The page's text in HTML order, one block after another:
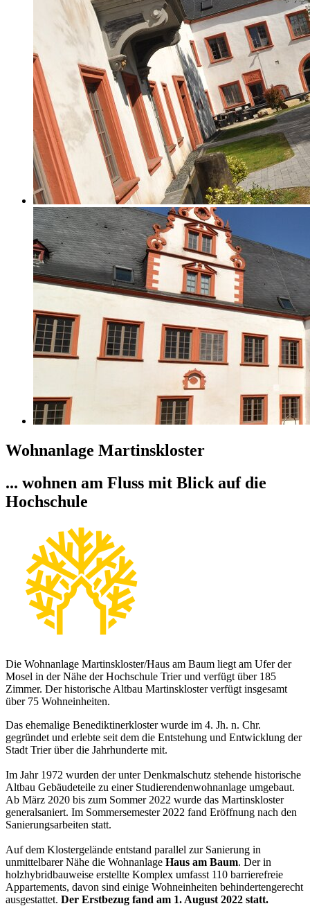
Wohnanlage Martinskloster
... wohnen am Fluss mit Blick auf die
Hochschule
Die Wohnanlage Martinskloster/Haus am Baum liegt am Ufer der
Mosel in der Nähe der Hochschule Trier und verfügt über 185
Zimmer. Der historische Altbau Martinskloster verfügt insgesamt
über 75 Wohneinheiten.
Das ehemalige Benediktinerkloster wurde im 4. Jh. n. Chr.
gegründet und erlebte seit dem die Entstehung und Entwicklung der
Stadt Trier über die Jahrhunderte mit.
Im Jahr 1972 wurden der unter Denkmalschutz stehende historische
Altbau Gebäudeteile zu einer Studierendenwohnanlage umgebaut.
Ab März 2020 bis zum Sommer 2022 wurde das Martinskloster
generalsaniert. Im Sommersemester 2022 fand Eröffnung nach den
Sanierungsarbeiten statt.
Auf dem Klostergelände entstand parallel zur Sanierung in
unmittelbarer Nähe die Wohnanlage Haus am Baum. Der in
holzhybridbauweise erstellte Komplex umfasst 110 barrierefreie
Appartements, davon sind einige Wohneinheiten behindertengerecht
ausgestattet. Der Erstbezug fand am 1. August 2022 statt.